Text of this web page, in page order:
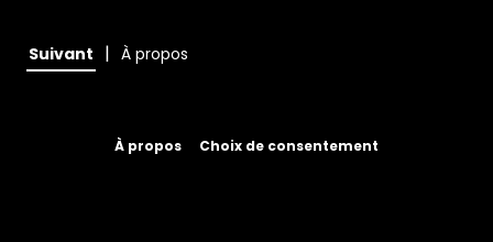
Suivant | À propos
À propos Choix de consentement